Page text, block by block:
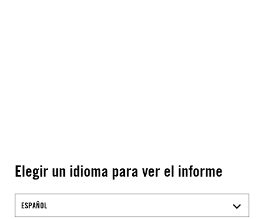
Elegir un idioma para ver el informe
ESPAÑOL